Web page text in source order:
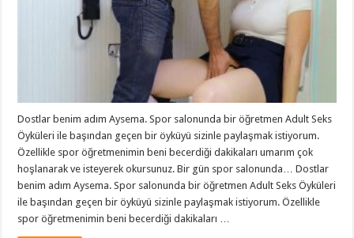
Dostlar benim adım Aysema. Spor salonunda bir öğretmen Adult Seks
Öyküleri ile başından geçen bir öyküyü sizinle paylaşmak istiyorum.
Özellikle spor öğretmenimin beni becerdiği dakikaları umarım çok
hoşlanarak ve isteyerek okursunuz. Bir gün spor salonunda… Dostlar
benim adım Aysema. Spor salonunda bir öğretmen Adult Seks Öyküleri
ile başından geçen bir öyküyü sizinle paylaşmak istiyorum. Özellikle
spor öğretmenimin beni becerdiği dakikaları …